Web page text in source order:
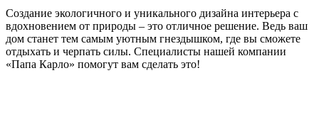
Создание экологичного и уникального дизайна интерьера с
вдохновением от природы – это отличное решение. Ведь ваш
дом станет тем самым уютным гнездышком, где вы сможете
отдыхать и черпать силы. Специалисты нашей компании
«Папа Карло» помогут вам сделать это!